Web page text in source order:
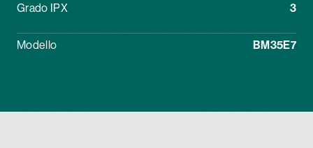
Grado IPX 3
Modello BM35E7